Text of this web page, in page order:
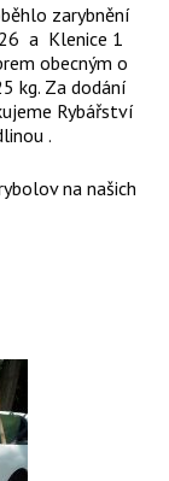
zarybnění
a Klenice 1
obecným o
kg. Za dodání
Rybářství
.
na našich